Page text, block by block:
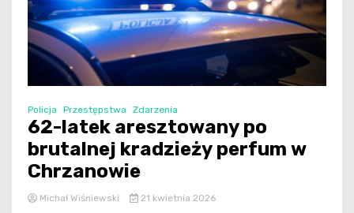
Policja Przestępstwa Zdarzenia
62-latek aresztowany po
brutalnej kradzieży perfum w
Chrzanowie
Michał Wiśniewski 21 kwietnia 2026